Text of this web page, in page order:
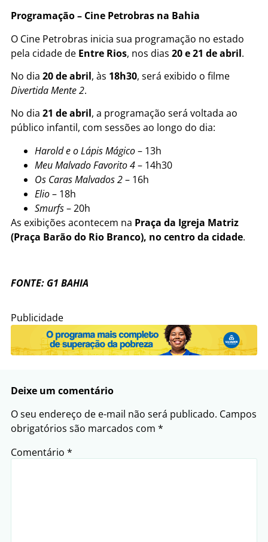
Programação – Cine Petrobras na Bahia
O Cine Petrobras inicia sua programação no estado
pela cidade de Entre Rios, nos dias 20 e 21 de abril.
No dia 20 de abril, às 18h30, será exibido o filme
Divertida Mente 2.
No dia 21 de abril, a programação será voltada ao
público infantil, com sessões ao longo do dia:
Harold e o Lápis Mágico– 13h
Meu Malvado Favorito 4– 14h30
Os Caras Malvados 2– 16h
Elio– 18h
Smurfs– 20h
As exibições acontecem na Praça da Igreja Matriz
(Praça Barão do Rio Branco), no centro da cidade.
FONTE: G1 BAHIA
Publicidade
Deixe um comentário
O seu endereço de e-mail não será publicado. Campos
obrigatórios são marcados com *
Comentário *